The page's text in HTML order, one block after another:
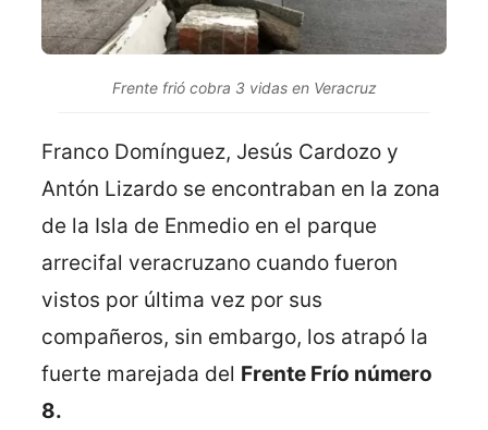
Frente frió cobra 3 vidas en Veracruz
Franco Domínguez, Jesús Cardozo y
Antón Lizardo se encontraban en la zona
de la Isla de Enmedio en el parque
arrecifal veracruzano cuando fueron
vistos por última vez por sus
compañeros, sin embargo, los atrapó la
fuerte marejada del Frente Frío número
8.